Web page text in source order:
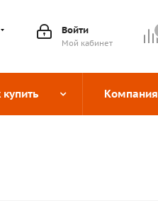
Войти
Мой кабинет
купить Компания